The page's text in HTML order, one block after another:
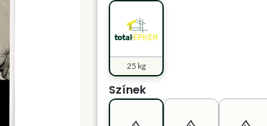
25 kg
Színek